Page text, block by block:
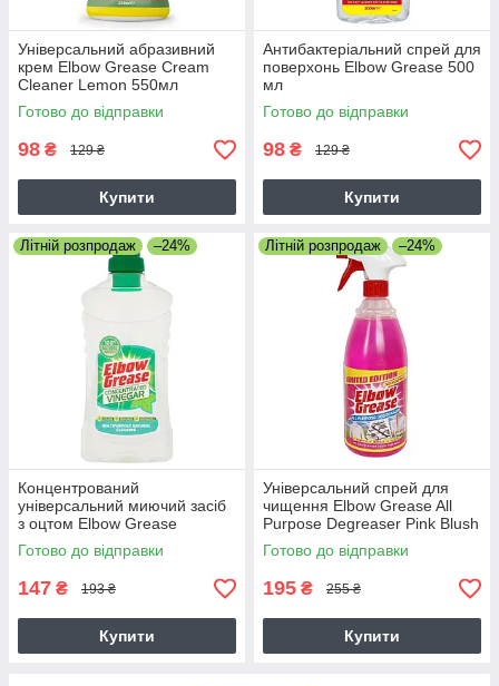
Універсальний абразивний
крем Elbow Grease Cream
Cleaner Lemon 550мл
Готово до відправки
98 ₴ 129 ₴
Купити
Антибактеріальний спрей для
поверхонь Elbow Grease 500
мл
Готово до відправки
98 ₴ 129 ₴
Купити
Літній розпродаж –24%
Концентрований
універсальний миючий засіб
з оцтом Elbow Grease
Concentrated Vinegar 750 мл
Готово до відправки
147 ₴ 193 ₴
Купити
Літній розпродаж –24%
Універсальний спрей для
чищення Elbow Grease All
Purpose Degreaser Pink Blush
1л
Готово до відправки
195 ₴ 255 ₴
Купити